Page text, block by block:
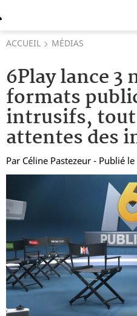
ACCUEIL MÉDIAS
6Play lance 3
formats
intrusifs,
attentes des
Par Céline Pastezeur - Publié le